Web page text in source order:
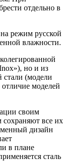
отдельно в
режим русской
влажности.
но и из
стали (модели
моделей
своим
сохраняют все их
дизайн
в плане
сталь